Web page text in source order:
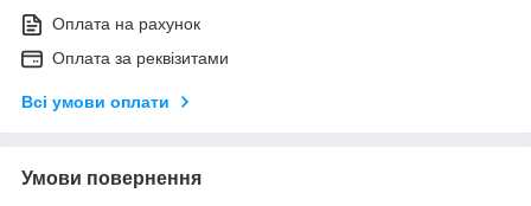
Оплата на рахунок
Оплата за реквізитами
Всі умови оплати
Умови повернення